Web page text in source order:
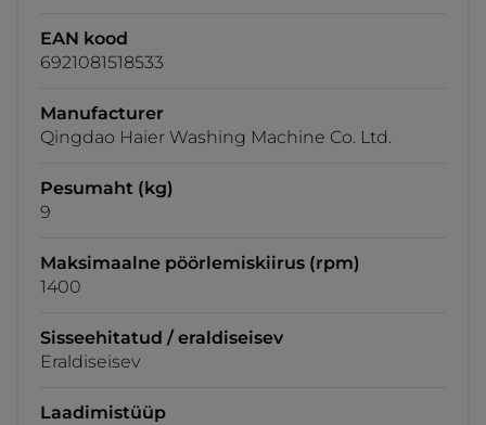
EAN kood
6921081518533
Manufacturer
Qingdao Haier Washing Machine Co. Ltd.
Pesumaht (kg)
9
Maksimaalne pöörlemiskiirus (rpm)
1400
Sisseehitatud / eraldiseisev
Eraldiseisev
Laadimistüüp